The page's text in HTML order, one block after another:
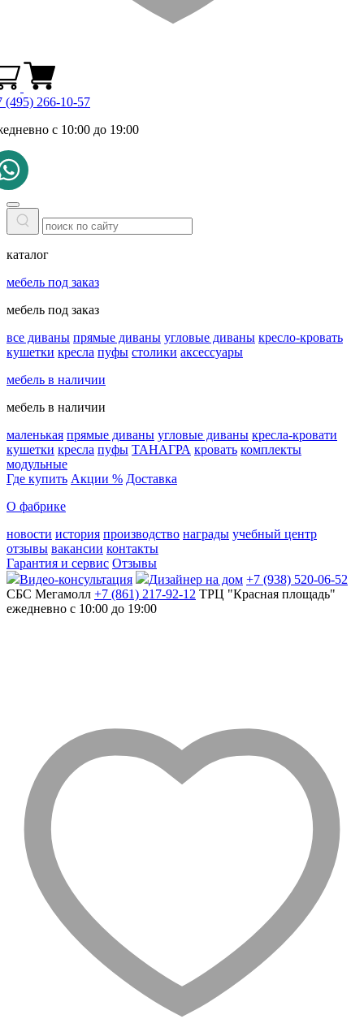
(495) 266-10-57
с 10:00 до 19:00
каталог
мебель под заказ
мебель под заказ
все диваны прямые диваны угловые диваны кресло-кровать
кушетки кресла пуфы столики аксессуары
мебель в наличии
мебель в наличии
маленькая прямые диваны угловые диваны кресла-кровати
кушетки кресла пуфы ТАНАГРА кровать комплекты
модульные
Где купить Акции % Доставка
О фабрике
новости история производство награды учебный центр
отзывы вакансии контакты
Гарантия и сервис Отзывы
Видео-консультация
Дизайнер на дом +7 (938) 520-06-52
СБС Мегамолл +7 (861) 217-92-12 ТРЦ "Красная площадь"
ежедневно с 10:00 до 19:00